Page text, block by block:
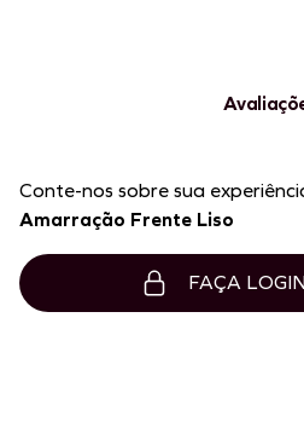
Conte-nos sobre sua
Amarração Frente Liso
FAÇA